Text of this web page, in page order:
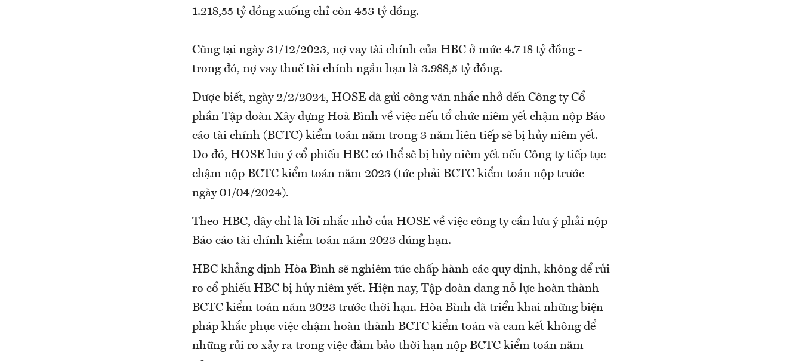
1.218,55 tỷ đồng xuống chỉ còn 453 tỷ đồng.
Cũng tại ngày 31/12/2023, nợ vay tài chính của HBC ở mức 4.718 tỷ đồng -
trong đó, nợ vay thuế tài chính ngắn hạn là 3.988,5 tỷ đồng.
Được biết, ngày 2/2/2024, HOSE đã gửi công văn nhắc nhở đến Công ty Cổ
phần Tập đoàn Xây dựng Hoà Bình về việc nếu tổ chức niêm yết chậm nộp Báo
cáo tài chính (BCTC) kiểm toán năm trong 3 năm liên tiếp sẽ bị hủy niêm yết.
Do đó, HOSE lưu ý cổ phiếu HBC có thể sẽ bị hủy niêm yết nếu Công ty tiếp tục
chậm nộp BCTC kiểm toán năm 2023 (tức phải BCTC kiểm toán nộp trước
ngày 01/04/2024).
Theo HBC, đây chỉ là lời nhắc nhở của HOSE về việc công ty cần lưu ý phải nộp
Báo cáo tài chính kiểm toán năm 2023 đúng hạn.
HBC khẳng định Hòa Bình sẽ nghiêm túc chấp hành các quy định, không để rủi
ro cổ phiếu HBC bị hủy niêm yết. Hiện nay, Tập đoàn đang nỗ lực hoàn thành
BCTC kiểm toán năm 2023 trước thời hạn. Hòa Bình đã triển khai những biện
pháp khắc phục việc chậm hoàn thành BCTC kiểm toán và cam kết không để
những rủi ro xảy ra trong việc đảm bảo thời hạn nộp BCTC kiểm toán năm